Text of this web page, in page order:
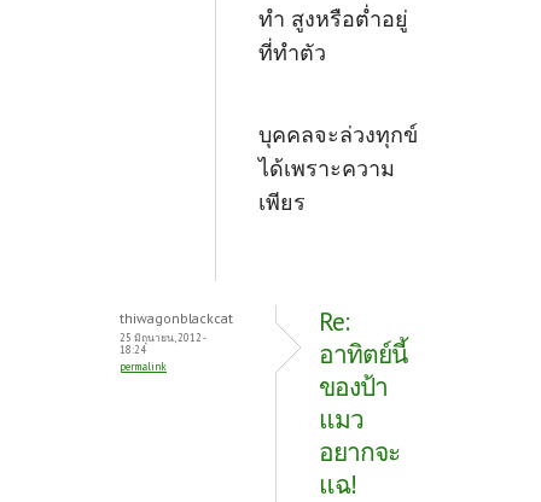
ทำ สูงหรือต่ำอยู่
ที่ทำตัว
บุคคลจะล่วงทุกข์
ได้เพราะความ
เพียร
thiwagonblackcat
25 มิถุนายน, 2012 -
18:24
permalink
Re:
อาทิตย์นี้
ของป้า
แมว
อยากจะ
แฉ!